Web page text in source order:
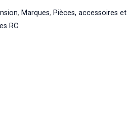
, Marques, Pièces, accessoires et
RC